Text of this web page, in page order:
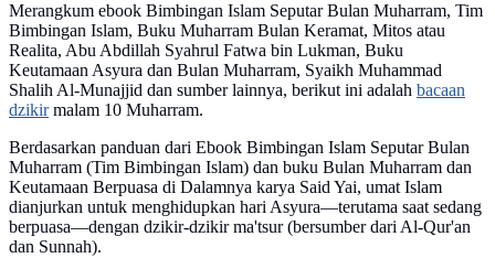
Merangkum ebook Bimbingan Islam Seputar Bulan Muharram, Tim
Bimbingan Islam, Buku Muharram Bulan Keramat, Mitos atau
Realita, Abu Abdillah Syahrul Fatwa bin Lukman, Buku
Keutamaan Asyura dan Bulan Muharram, Syaikh Muhammad
Shalih Al-Munajjid dan sumber lainnya, berikut ini adalah bacaan
dzikirmalam 10 Muharram.
Berdasarkan panduan dari Ebook Bimbingan Islam Seputar Bulan
Muharram (Tim Bimbingan Islam) dan buku Bulan Muharram dan
Keutamaan Berpuasa di Dalamnya karya Said Yai, umat Islam
dianjurkan untuk menghidupkan hari Asyura—terutama saat sedang
berpuasa—dengan dzikir-dzikir ma'tsur (bersumber dari Al-Qur'an
dan Sunnah).